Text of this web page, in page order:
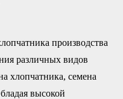
производства
различных видов
хлопчатника, семена
высокой